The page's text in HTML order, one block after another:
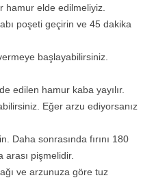
hamur elde edilmeliyiz.
poşeti geçirin ve 45 dakika
başlayabilirsiniz.
edilen hamur kaba yayılır.
Eğer arzu ediyorsanız
Daha sonrasında fırını 180
pişmelidir.
ve arzunuza göre tuz